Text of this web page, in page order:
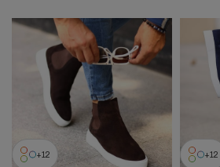
12 12